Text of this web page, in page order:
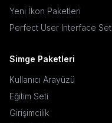
Yeni İkon Paketleri
Perfect User Interface Set
Simge Paketleri
Kullanıcı Arayüzü
Eğitim Seti
Girişimcilik